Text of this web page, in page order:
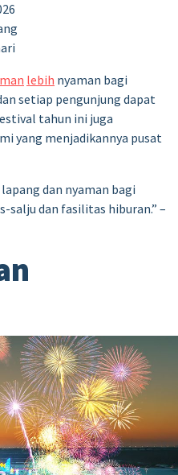
lebih nyaman bagi
setiap pengunjung dapat
tahun ini juga
yang menjadikannya pusat
dan nyaman bagi
salju dan fasilitas hiburan.” –